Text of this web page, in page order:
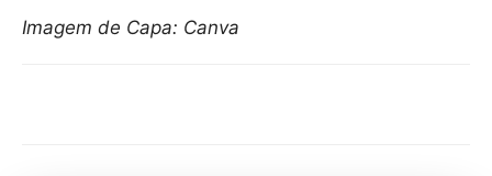
Imagem de Capa: Canva